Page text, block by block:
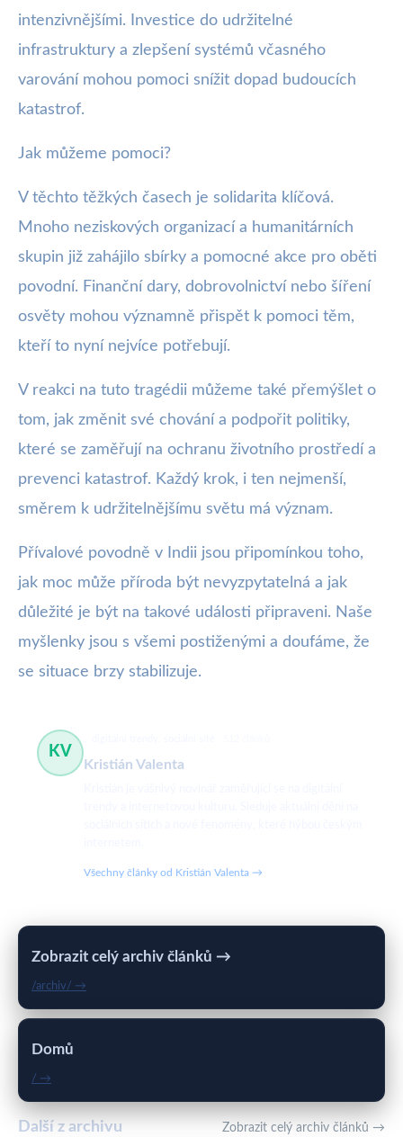
intenzivnějšími. Investice do udržitelné
infrastruktury a zlepšení systémů včasného
varování mohou pomoci snížit dopad budoucích
katastrof.
Jak můžeme pomoci?
V těchto těžkých časech je solidarita klíčová.
Mnoho neziskových organizací a humanitárních
skupin již zahájilo sbírky a pomocné akce pro oběti
povodní. Finanční dary, dobrovolnictví nebo šíření
osvěty mohou významně přispět k pomoci těm,
kteří to nyní nejvíce potřebují.
V reakci na tuto tragédii můžeme také přemýšlet o
tom, jak změnit své chování a podpořit politiky,
které se zaměřují na ochranu životního prostředí a
prevenci katastrof. Každý krok, i ten nejmenší,
směrem k udržitelnějšímu světu má význam.
Přívalové povodně v Indii jsou připomínkou toho,
jak moc může příroda být nevyzpytatelná a jak
důležité je být na takové události připraveni. Naše
myšlenky jsou s všemi postiženými a doufáme, že
se situace brzy stabilizuje.
KV
Kristián Valenta
Všechny články od Kristián Valenta →
Zobrazit celý archiv článků →
/archiv/ →
Domů
/ →
Další z archivu Zobrazit celý archiv článků →